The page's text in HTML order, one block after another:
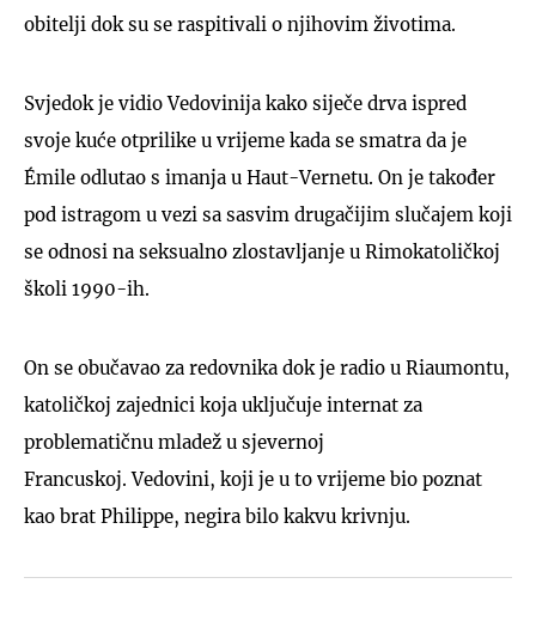
obitelji dok su se raspitivali o njihovim životima.
Svjedok je vidio Vedovinija kako siječe drva ispred
svoje kuće otprilike u vrijeme kada se smatra da je
Émile odlutao s imanja u Haut-Vernetu. On je također
pod istragom u vezi sa sasvim drugačijim slučajem koji
se odnosi na seksualno zlostavljanje u Rimokatoličkoj
školi 1990-ih.
On se obučavao za redovnika dok je radio u Riaumontu,
katoličkoj zajednici koja uključuje internat za
problematičnu mladež u sjevernoj
Francuskoj. Vedovini, koji je u to vrijeme bio poznat
kao brat Philippe, negira bilo kakvu krivnju.